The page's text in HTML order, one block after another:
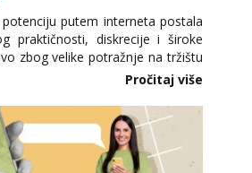
putem interneta postala
praktičnosti, diskrecije i široke
zbog velike potražnje na tržištu
proizvodi, nepouzdane
nepoznatog podrijetla. ...
Pročitaj više